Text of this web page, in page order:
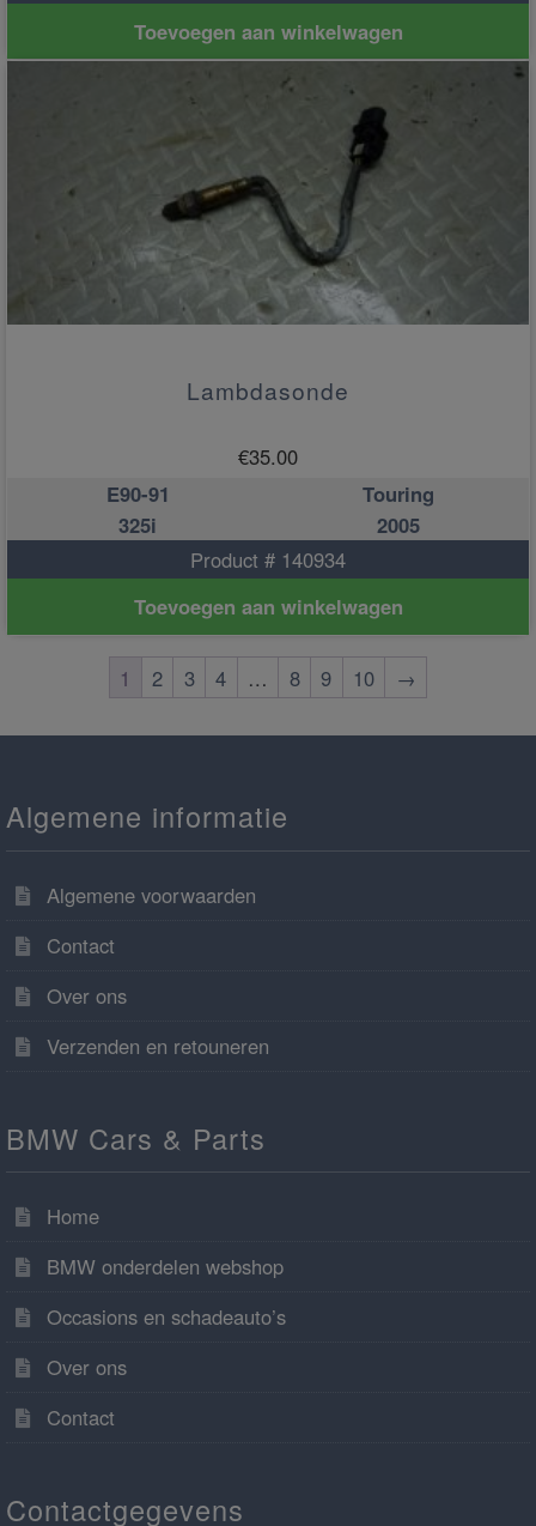
Toevoegen aan winkelwagen
Lambdasonde
€35.00
E90-91
Touring
325i
2005
Product # 140934
Toevoegen aan winkelwagen
1 2 3 4 … 8 9 10 →
Algemene informatie
Algemene voorwaarden
Contact
Over ons
Verzenden en retouneren
BMW Cars & Parts
Home
BMW onderdelen webshop
Occasions en schadeauto’s
Over ons
Contact
Contactgegevens